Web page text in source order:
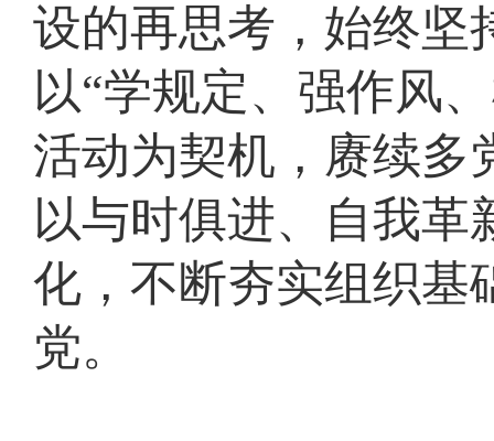
设的再思考，始终坚
以“学规定、强作风
活动为契机，赓续多
以与时俱进、自我革
化，不断夯实组织基
党。